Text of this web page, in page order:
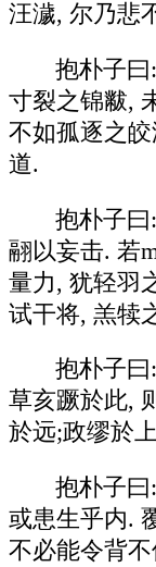
汪濊, 尔乃悲
抱朴子
寸裂之锦黻,
不如孤逐之
道.
抱朴子
翮以妄击. 若
量力, 犹轻羽
试干将, 羔犊
抱朴子
草亥蹶於此,
於远;政缪於
抱朴子
或患生乎内.
不必能令背